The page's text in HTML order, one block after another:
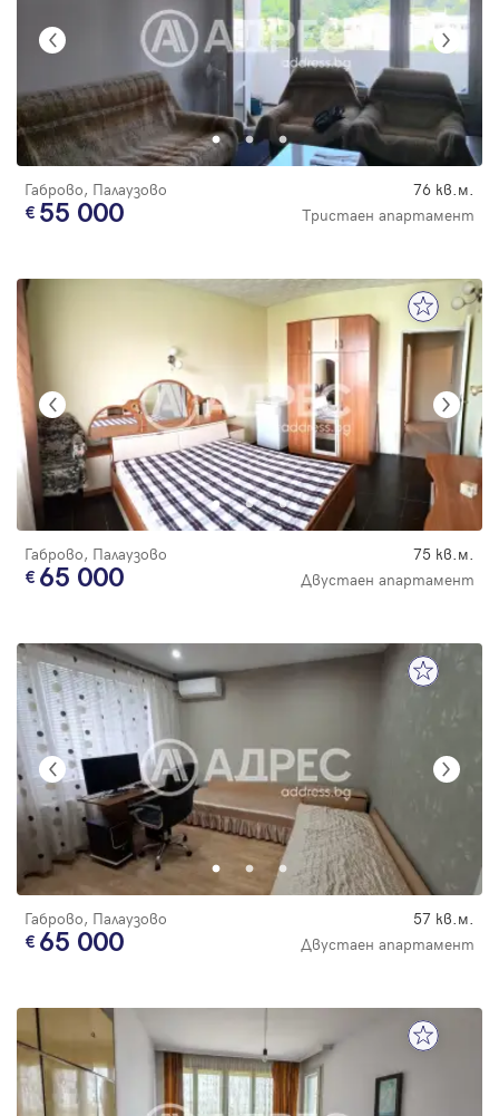
Габрово, Палаузово 76 кв.м.
55 000 Тристаен апартамент
Габрово, Палаузово 75 кв.м.
65 000 Двустаен апартамент
Габрово, Палаузово 57 кв.м.
65 000 Двустаен апартамент